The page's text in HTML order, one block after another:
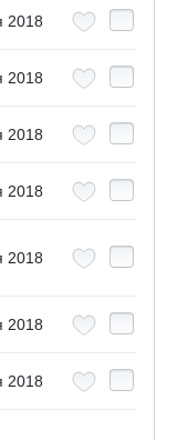
2018
2018
2018
2018
2018
2018
2018